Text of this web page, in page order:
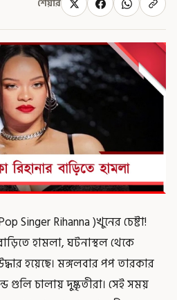
শেয়ার
Singer Rihanna )খুনের চেষ্টা!
হামলা, ঘটনাস্থল থেকে
হয়েছে। মঙ্গলবার পপ তারকার
গুলি চালায় দুষ্কৃতীরা। সেই সময়